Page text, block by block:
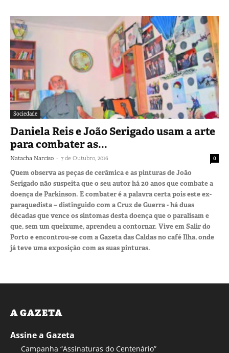
Sociedade
Daniela Reis e João Serigado usam a arte
para combater as...
Natacha Narciso - 7 de Outubro, 2016 0
Quem observa as peças de cerâmica e as pinturas de João
Serigado não suspeita que o seu autor há 20 anos que combate a
doença de Parkinson. E combater é a palavra certa pois este ex-
paraquedista – distinguido com a Cruz de Guerra - há duas
décadas que vence os sintomas desta doença que o paralisam e
que, sem um queixume, aprendeu a contornar. Vive em Salir do
Porto e encontrou-se com a Gazeta das Caldas no café Ilha, onde
já teve uma exposição com as suas pinturas.
A GAZETA
Assine a Gazeta
Campanha “Assinaturas do Centenário”